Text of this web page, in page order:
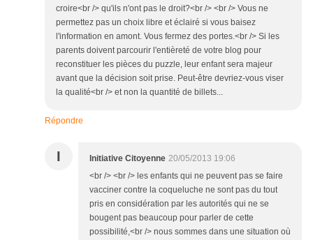
croire<br /> qu'ils n'ont pas le droit?<br /> <br /> Vous ne
permettez pas un choix libre et éclairé si vous baisez
l'information en amont. Vous fermez des portes.<br /> Si les
parents doivent parcourir l'entièreté de votre blog pour
reconstituer les pièces du puzzle, leur enfant sera majeur
avant que la décision soit prise. Peut-être devriez-vous viser
la qualité<br /> et non la quantité de billets...
Répondre
I Initiative Citoyenne 20/05/2013 19:06
<br /> <br /> les enfants qui ne peuvent pas se faire
vacciner contre la coqueluche ne sont pas du tout
pris en considération par les autorités qui ne se
bougent pas beaucoup pour parler de cette
possibilité,<br /> nous sommes dans une situation où